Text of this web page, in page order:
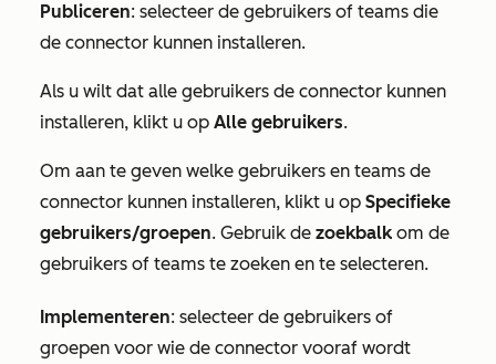
Publiceren: selecteer de gebruikers of teams die
de connector kunnen installeren.
Als u wilt dat alle gebruikers de connector kunnen
installeren, klikt u op Alle gebruikers.
Om aan te geven welke gebruikers en teams de
connector kunnen installeren, klikt u op Specifieke
gebruikers/groepen. Gebruik de zoekbalk om de
gebruikers of teams te zoeken en te selecteren.
Implementeren: selecteer de gebruikers of
groepen voor wie de connector vooraf wordt